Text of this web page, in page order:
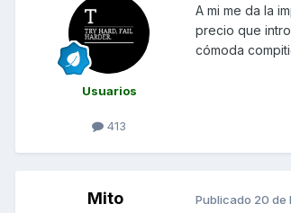
Usuarios
413
A mi me da la
precio que
cómoda
Mito Publicado 20 de